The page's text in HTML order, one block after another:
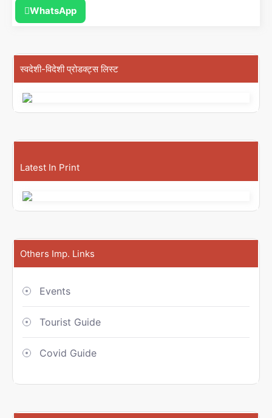
WhatsApp
स्वदेशी-विदेशी प्रोडक्ट्स लिस्ट
Latest In Print
Others Imp. Links
Events
Tourist Guide
Covid Guide